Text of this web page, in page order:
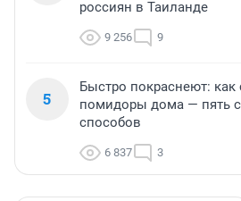
россиян в Таиланде
9 256 9
5
Быстро покраснеют: как
помидоры дома — пять
способов
6 837 3